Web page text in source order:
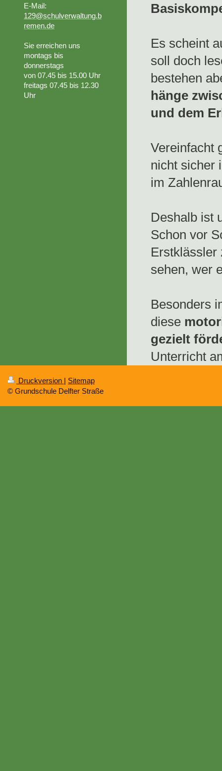
Es scheint
soll doch
bestehen
hänge
und dem
Vereinfacht
nicht sicher
im
Deshalb ist
Schon vor
Erstklässler
sehen, wer
Besonders
diese
gezielt
Unterricht
E-Mail:
129@schulverwaltung.b
remen.de
Sie erreichen uns
montags bis
donnerstags
von 07.45 bis 15.00 Uhr
freitags 07.45 bis 12.30
Uhr
Druckversion | Sitemap
© Grundschule Delfter Straße